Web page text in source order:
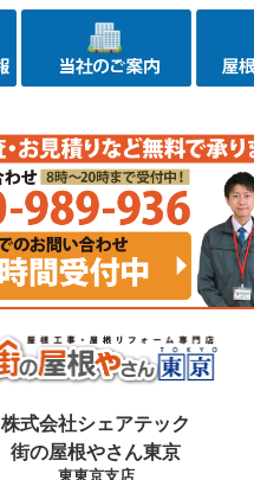
株式会社シェアテック
街の屋根やさん東京
東東京支店